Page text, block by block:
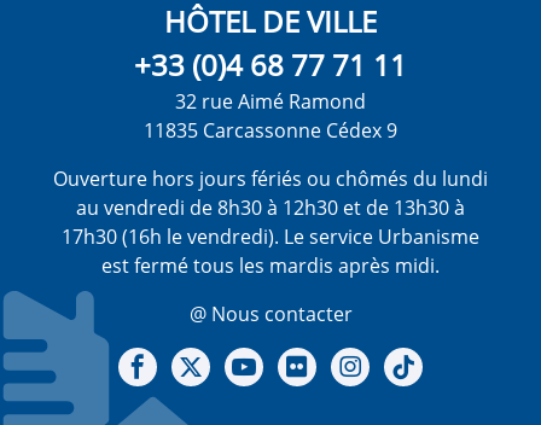
HÔTEL DE VILLE
+33 (0)4 68 77 71 11
32 rue Aimé Ramond
11835 Carcassonne Cédex 9
Ouverture hors jours fériés ou chômés du lundi
au vendredi de 8h30 à 12h30 et de 13h30 à
17h30 (16h le vendredi). Le service Urbanisme
est fermé tous les mardis après midi.
@ Nous contacter
Notre Facebook
Notre X - (twitter)
Notre chaine Youtube
Notre Gallerie sur Flickr
Notre Instagram